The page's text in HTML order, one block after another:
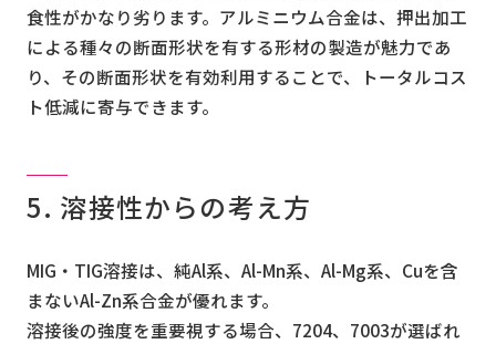
食性がかなり劣ります。アルミニウム合金は、押出加工
による種々の断面形状を有する形材の製造が魅力であ
り、その断面形状を有効利用することで、トータルコス
ト低減に寄与できます。
5. 溶接性からの考え方
MIG・TIG溶接は、純Al系、Al-Mn系、Al-Mg系、Cuを含
まないAl-Zn系合金が優れます。
溶接後の強度を重要視する場合、7204、7003が選ばれ